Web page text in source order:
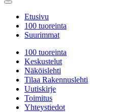
Etusivu
100 tuoreinta
Suurimmat
100 tuoreinta
Keskustelut
Näköislehti
Tilaa Rakennuslehti
Uutiskirje
Toimitus
Yhteystiedot